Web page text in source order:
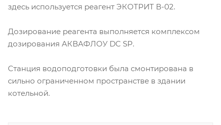
здесь используется реагент ЭКОТРИТ В-02.
Дозирование реагента выполняется комплексом
дозирования АКВАФЛОУ DC SP.
Станция водоподготовки была смонтирована в
сильно ограниченном пространстве в здании
котельной.